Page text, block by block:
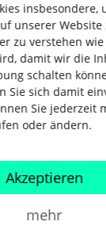
die mit dem
den Status der
insbesondere,
unserer Website
zu verstehen
damit wir die
schalten
Sie sich damit
Sie jederzeit
oder ändern.
Akzeptieren
mehr